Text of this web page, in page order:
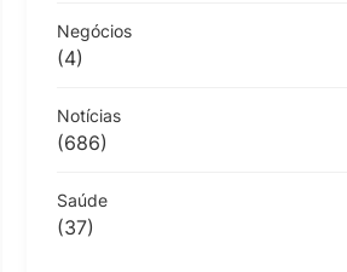
Negócios
(4)
Notícias
(686)
Saúde
(37)